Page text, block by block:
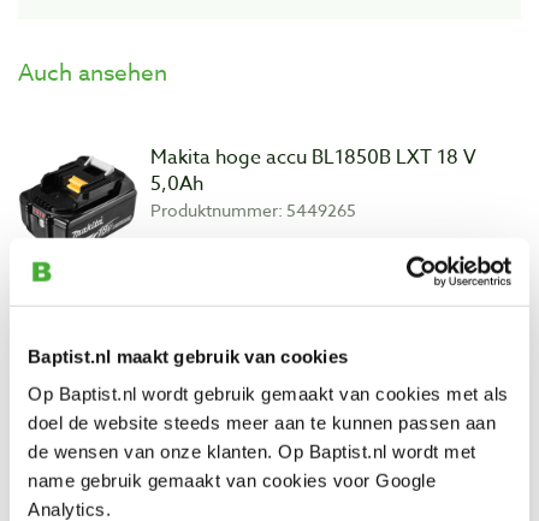
Baptist.nl maakt gebruik van cookies
Op Baptist.nl wordt gebruik gemaakt van cookies met als
doel de website steeds meer aan te kunnen passen aan
de wensen van onze klanten. Op Baptist.nl wordt met
name gebruik gemaakt van cookies voor Google
Analytics.
Auch ansehen
Makita hoge accu BL1850B LXT 18 V
5,0Ah
Produktnummer: 5449265
Vergleich
Makita startset LXT DC18RD/2XBL1850B
Produktnummer: 6131812
€ 348,00 inkl. MwSt